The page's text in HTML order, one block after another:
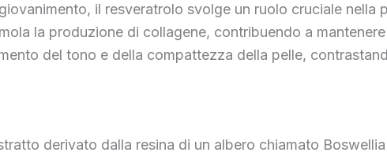
il resveratrolo svolge un ruolo cruciale
la produzione di collagene, contribuendo a
del tono e della compattezza della pelle,
derivato dalla resina di un albero chiamato